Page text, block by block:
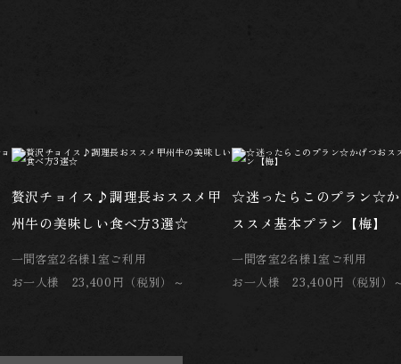
贅沢チョイス♪調理長おススメ甲
州牛の美味しい食べ方3選☆
一間客室2名様1室ご利用
お一人様 23,400円（税別）～
☆迷ったらこのプラン☆か
ススメ基本プラン【梅】
一間客室2名様1室ご利用
お一人様 23,400円（税別）～